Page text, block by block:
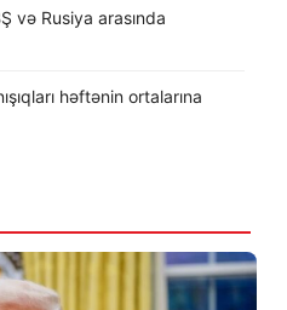
və Rusiya arasında
həftənin ortalarına